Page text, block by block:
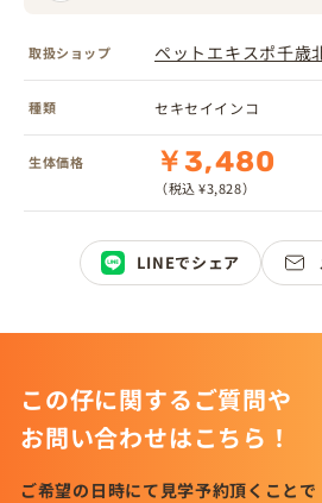
取扱ショップ ペットエキスポ千歳
種類 セキセイインコ
生体価格 ￥3,480
（税込 ¥3,828）
LINEでシェア
この仔に関するご質問や
お問い合わせはこちら！
ご希望の日時にて見学予約頂くことで